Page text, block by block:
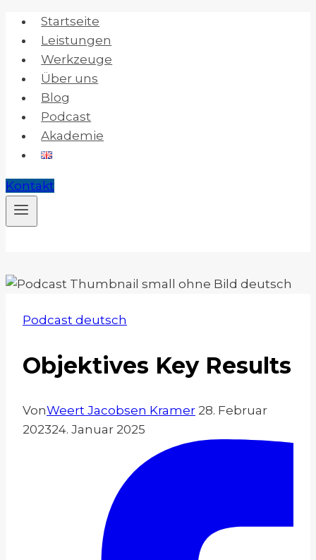
Zum
Inhalt
springen
Startseite
Leistungen
Werkzeuge
Über uns
Blog
Podcast
Akademie
Kontakt
Podcast deutsch
Objektives Key Results
VonWeert Jacobsen Kramer 28. Februar
202324. Januar 2025